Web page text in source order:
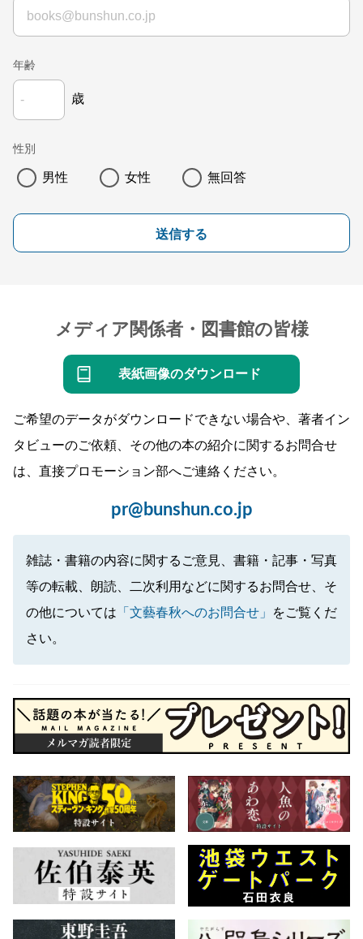
年齢
歳
性別
男性 女性 無回答
送信する
メディア関係者・図書館の皆様
表紙画像のダウンロード
ご希望のデータがダウンロードできない場合や、著者イン
タビューのご依頼、その他の本の紹介に関するお問合せ
は、直接プロモーション部へご連絡ください。
pr@bunshun.co.jp
雑誌・書籍の内容に関するご意見、書籍・記事・写真
等の転載、朗読、二次利用などに関するお問合せ、そ
の他については 「文藝春秋へのお問合せ」
をご覧くだ
さい。